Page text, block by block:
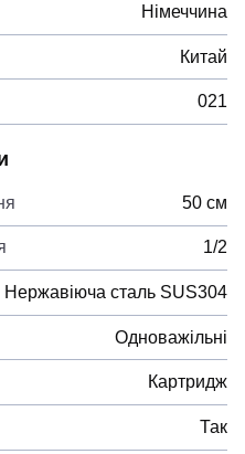
Німеччина
Китай
021
50 см
1/2
Нержавіюча сталь SUS304
Одноважільні
Картридж
Так